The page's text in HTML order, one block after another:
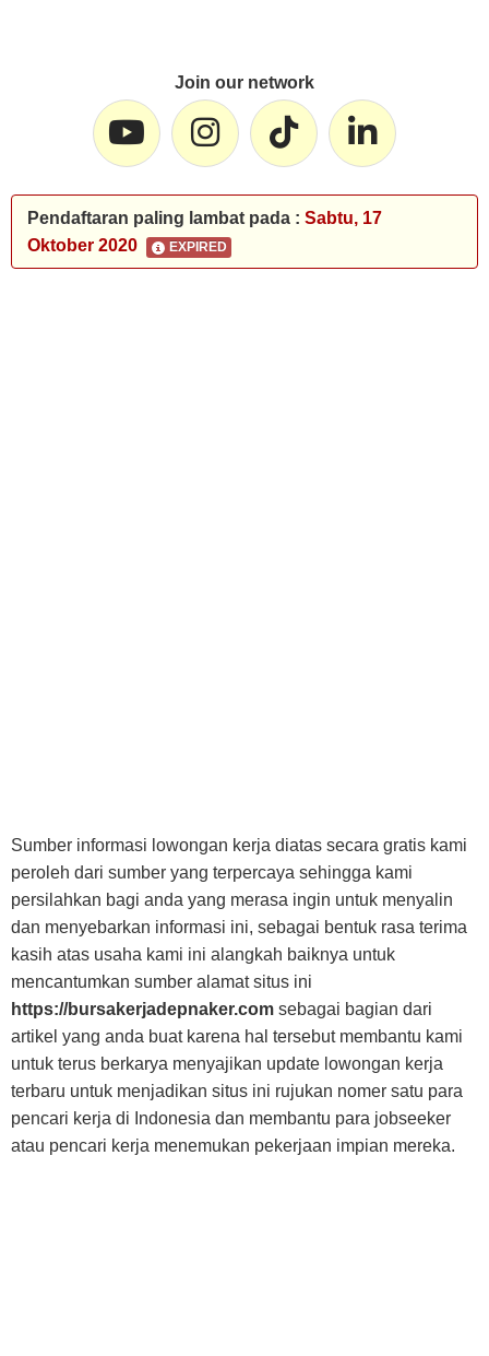
Join our network
Pendaftaran paling lambat pada : Sabtu, 17
Oktober 2020
EXPIRED
Sumber informasi lowongan kerja diatas secara gratis kami
peroleh dari sumber yang terpercaya sehingga kami
persilahkan bagi anda yang merasa ingin untuk menyalin
dan menyebarkan informasi ini, sebagai bentuk rasa terima
kasih atas usaha kami ini alangkah baiknya untuk
mencantumkan sumber alamat situs ini
https://bursakerjadepnaker.com sebagai bagian dari
artikel yang anda buat karena hal tersebut membantu kami
untuk terus berkarya menyajikan update lowongan kerja
terbaru untuk menjadikan situs ini rujukan nomer satu para
pencari kerja di Indonesia dan membantu para jobseeker
atau pencari kerja menemukan pekerjaan impian mereka.